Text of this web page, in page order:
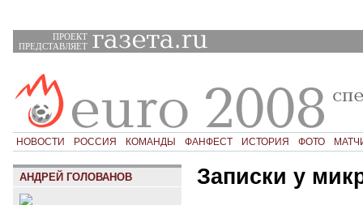
ПРОЕКТ
ПРЕДСТАВЛЯЕТ
НОВОСТИ РОССИЯ КОМАНДЫ ФАНФЕСТ ИСТОРИЯ ФОТО
АНДРЕЙ ГОЛОВАНОВ Записки у